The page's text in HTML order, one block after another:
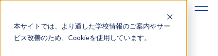
本サイトでは、より適した学校情報のご案内やサー
ビス改善のため、Cookieを使用しています。
地域みらい留学のすすめかた